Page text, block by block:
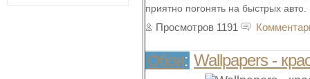
приятно погонять на быстрых авто.
Просмотров 1191
Обои: Wallpapers -